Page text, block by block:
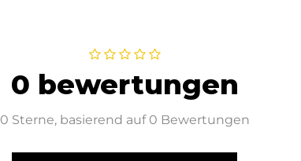
0 bewertungen
0 Sterne, basierend auf 0 Bewertungen